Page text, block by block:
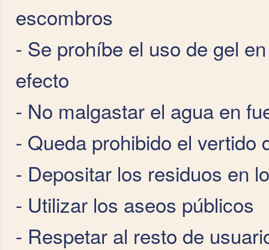
escombros
- Se prohíbe el uso de gel
efecto
- No malgastar el agua en
- Queda prohibido el vertido
- Depositar los residuos en
- Utilizar los aseos públicos
- Respetar al resto de